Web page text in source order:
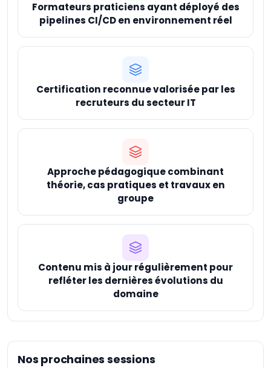
Formateurs praticiens ayant déployé des
pipelines CI/CD en environnement réel
Certification reconnue valorisée par les
recruteurs du secteur IT
Approche pédagogique combinant
théorie, cas pratiques et travaux en
groupe
Contenu mis à jour régulièrement pour
refléter les dernières évolutions du
domaine
Nos prochaines sessions